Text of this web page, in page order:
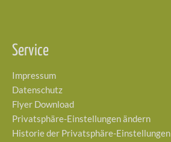
Service
Impressum
Datenschutz
Flyer Download
Privatsphäre-Einstellungen ändern
Historie der Privatsphäre-Einstellungen